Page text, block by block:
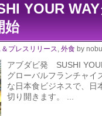
YOUR
始
プレスリリース, 外食 by nobu
アブダビ発 SUSHI
グローバルフランチャイ
な日本食ビジネスで、日
切り開きます。 ...